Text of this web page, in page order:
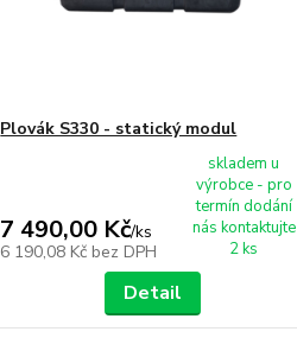
Plovák S330 - statický modul
7 490,00 Kč/ks
6 190,08 Kč bez DPH
skladem u
výrobce - pro
termín dodání
nás kontaktujte
2 ks
Detail